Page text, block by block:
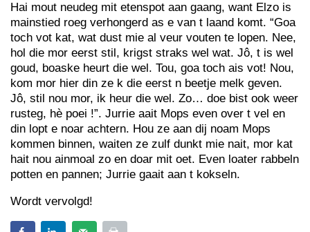
Hai mout neudeg mit etenspot aan gaang, want Elzo is
mainstied roeg verhongerd as e van t laand komt. “Goa
toch vot kat, wat dust mie al veur vouten te lopen. Nee,
hol die mor eerst stil, krigst straks wel wat. Jô, t is wel
goud, boaske heurt die wel. Tou, goa toch ais vot! Nou,
kom mor hier din ze k die eerst n beetje melk geven.
Jô, stil nou mor, ik heur die wel. Zo… doe bist ook weer
rusteg, hè poei !”. Jurrie aait Mops even over t vel en
din lopt e noar achtern. Hou ze aan dij noam Mops
kommen binnen, waiten ze zulf dunkt mie nait, mor kat
hait nou ainmoal zo en doar mit oet. Even loater rabbeln
potten en pannen; Jurrie gaait aan t kokseln.
Wordt vervolgd!